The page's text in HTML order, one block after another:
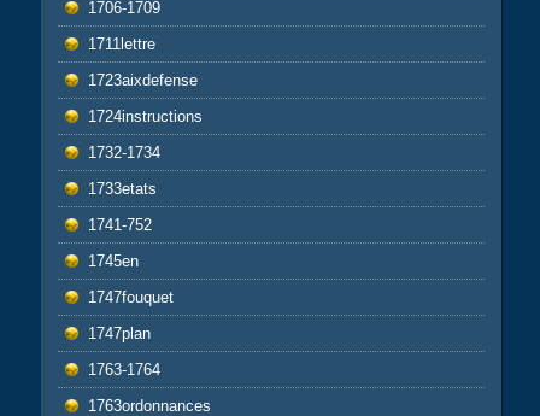
1706-1709
1711lettre
1723aixdefense
1724instructions
1732-1734
1733etats
1741-752
1745en
1747fouquet
1747plan
1763-1764
1763ordonnances